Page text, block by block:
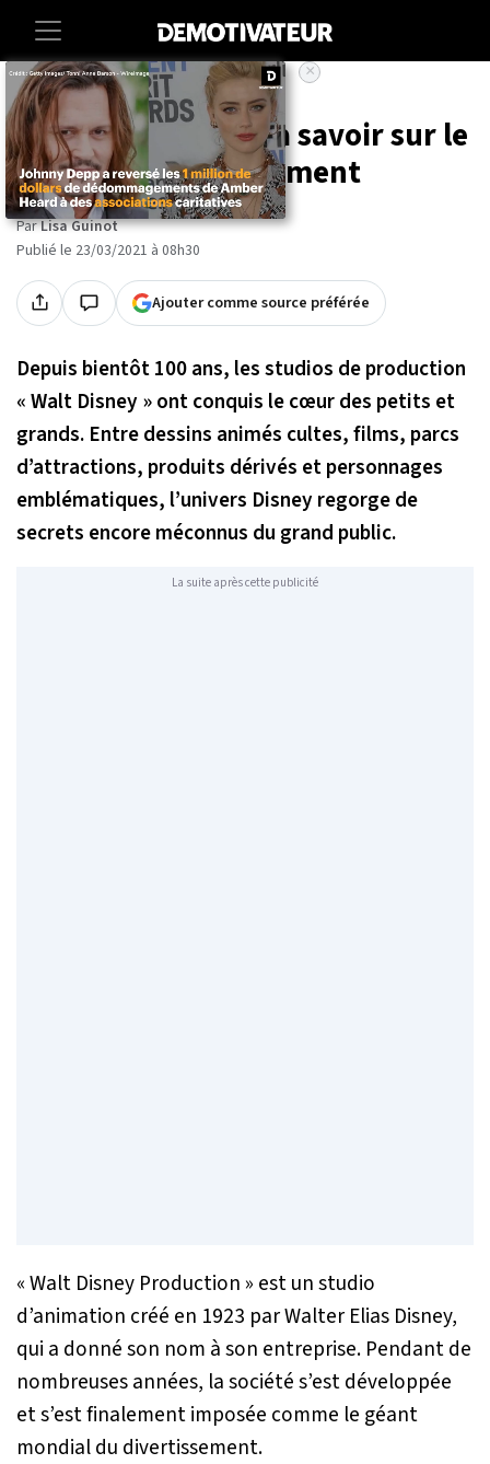
Accueil Entertainment
Disney : 10 choses à savoir sur le
géant du divertissement
ParLisa Guinot
Publié le 23/03/2021 à 08h30
Ajouter comme source préférée
Depuis bientôt 100 ans, les studios de production
« Walt Disney » ont conquis le cœur des petits et
grands. Entre dessins animés cultes, films, parcs
d’attractions, produits dérivés et personnages
emblématiques, l’univers Disney regorge de
secrets encore méconnus du grand public.
La suite après cette publicité
« Walt Disney Production » est un studio
d’animation créé en 1923 par Walter Elias Disney,
qui a donné son nom à son entreprise. Pendant de
nombreuses années, la société s’est développée
et s’est finalement imposée comme le géant
mondial du divertissement.
×